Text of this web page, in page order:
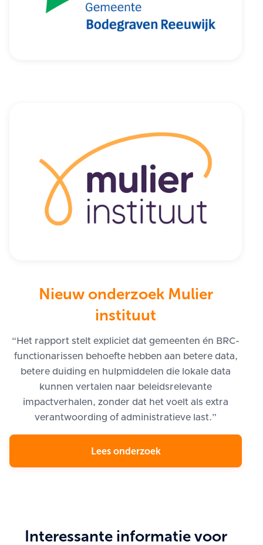
Nieuw onderzoek Mulier
instituut
“Het rapport stelt expliciet dat gemeenten én BRC-
functionarissen behoefte hebben aan betere data,
betere duiding en hulpmiddelen die lokale data
kunnen vertalen naar beleidsrelevante
impactverhalen, zonder dat het voelt als extra
verantwoording of administratieve last.”
Lees onderzoek
Interessante informatie voor